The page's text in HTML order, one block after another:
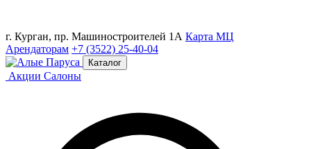
г. Курган, пр. Машиностроителей 1А Карта МЦ
Арендаторам +7 (3522) 25-40-04
Каталог
Акции Салоны